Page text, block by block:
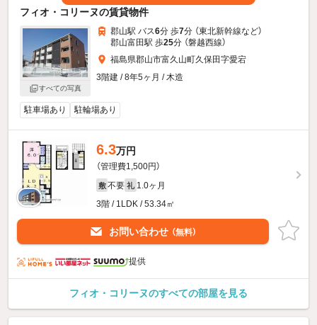
フィオ・コリーヌの賃貸物件
すべての写真
郡山駅 バス6分 歩7分 （東北新幹線など）
郡山富田駅 歩25分 （磐越西線）
福島県郡山市富久山町久保田字愛宕
3階建 / 8年5ヶ月 / 木造
駐車場あり 駐輪場あり
6.3万円
（管理費1,500円）
敷 不要 礼 1.0ヶ月
3階 / 1LDK / 53.34㎡
お問い合わせ （無料）
提供
フィオ・コリーヌのすべての部屋を見る